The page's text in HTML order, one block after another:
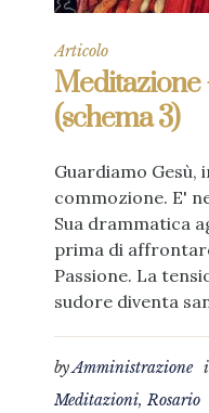
Articolo
Meditazione
(schema 3)
Guardiamo Gesù,
commozione. E'
Sua drammatica
prima di
Passione. La
sudore diventa
byAmministrazione
Meditazioni,Rosario